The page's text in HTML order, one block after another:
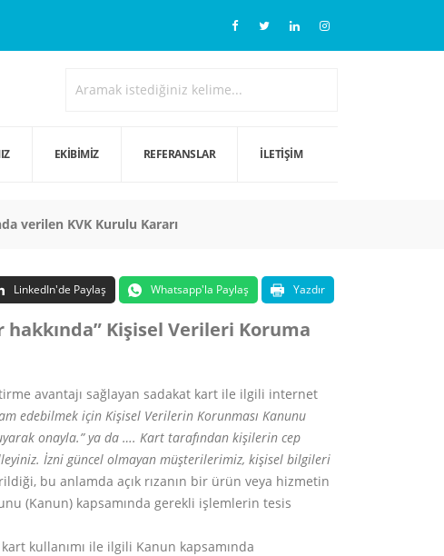
EKIBIMIZ REFERANSLAR İLETIŞIM
verilen KVK Kurulu Kararı
LinkedIn'de Paylaş Whatsapp'la Paylaş Yazdır
Kişisel Verileri Koruma
avantajı sağlayan sadakat kart ile ilgili internet
edebilmek için Kişisel Verilerin Korunması Kanunu
onayla.” ya da …. Kart tarafından kişilerin cep
İzni güncel olmayan müşterilerimiz, kişisel bilgileri
bu anlamda açık rızanın bir ürün veya hizmetin
(Kanun) kapsamında gerekli işlemlerin tesis
kullanımı ile ilgili Kanun kapsamında